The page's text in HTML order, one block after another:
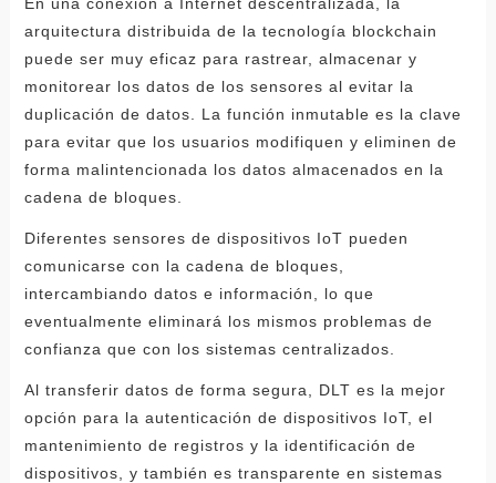
arquitectura distribuida de la tecnología blockchain
puede ser muy eficaz para rastrear, almacenar y
monitorear los datos de los sensores al evitar la
duplicación de datos. La función inmutable es la clave
para evitar que los usuarios modifiquen y eliminen de
forma malintencionada los datos almacenados en la
cadena de bloques.
Diferentes sensores de dispositivos IoT pueden
comunicarse con la cadena de bloques,
intercambiando datos e información, lo que
eventualmente eliminará los mismos problemas de
confianza que con los sistemas centralizados.
Al transferir datos de forma segura, DLT es la mejor
opción para la autenticación de dispositivos IoT, el
mantenimiento de registros y la identificación de
dispositivos, y también es transparente en sistemas